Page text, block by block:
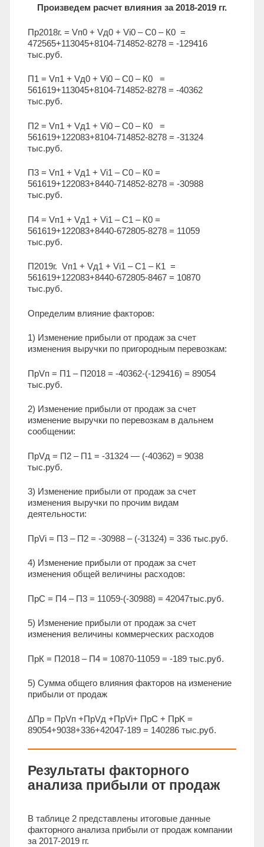
Произведем расчет влияния за 2018-2019 гг.
Пр2018г. = Vп0 + Vд0 + Vi0 – С0 – К0 =
472565+113045+8104-714852-8278 = -129416
тыс.руб.
П1 = Vп1 + Vд0 + Vi0 – С0 – К0 =
561619+113045+8104-714852-8278 = -40362
тыс.руб.
П2 = Vп1 + Vд1 + Vi0 – С0 – К0 =
561619+122083+8104-714852-8278 = -31324
тыс.руб.
П3 = Vп1 + Vд1 + Vi1 – С0 – К0 =
561619+122083+8440-714852-8278 = -30988
тыс.руб.
П4 = Vп1 + Vд1 + Vi1 – С1 – К0 =
561619+122083+8440-672805-8278 = 11059
тыс.руб.
П2019г. Vп1 + Vд1 + Vi1 – С1 – К1 =
561619+122083+8440-672805-8467 = 10870
тыс.руб.
Определим влияние факторов:
1) Изменение прибыли от продаж за счет
изменения выручки по пригородным перевозкам:
ПрVп = П1 – П2018 = -40362-(-129416) = 89054
тыс.руб.
2) Изменение прибыли от продаж за счет
изменение выручки по перевозкам в дальнем
сообщении:
ПрVд = П2 – П1 = -31324 — (-40362) = 9038
тыс.руб.
3) Изменение прибыли от продаж за счет
изменения выручки по прочим видам
деятельности:
ПрVi = П3 – П2 = -30988 – (-31324) = 336 тыс.руб.
4) Изменение прибыли от продаж за счет
изменения общей величины расходов:
ПрС = П4 – П3 = 11059-(-30988) = 42047тыс.руб.
5) Изменение прибыли от продаж за счет
изменения величины коммерческих расходов
ПрК = П2018 – П4 = 10870-11059 = -189 тыс.руб.
5) Сумма общего влияния факторов на изменение
прибыли от продаж
∆Пр = ПрVп +ПрVд +ПрVi+ ПрC + ПрK =
89054+9038+336+42047-189 = 140286 тыс.руб.
Результаты факторного
анализа прибыли от продаж
В таблице 2 представлены итоговые данные
факторного анализа прибыли от продаж компании
за 2017-2019 гг.